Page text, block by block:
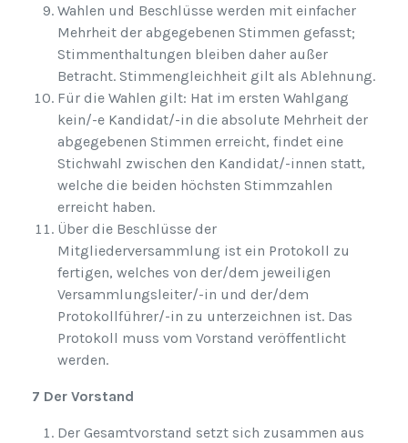
Wahlen und Beschlüsse werden mit einfacher
Mehrheit der abgegebenen Stimmen gefasst;
Stimmenthaltungen bleiben daher außer
Betracht. Stimmengleichheit gilt als Ablehnung.
Für die Wahlen gilt: Hat im ersten Wahlgang
kein/-e Kandidat/-in die absolute Mehrheit der
abgegebenen Stimmen erreicht, findet eine
Stichwahl zwischen den Kandidat/-innen statt,
welche die beiden höchsten Stimmzahlen
erreicht haben.
Über die Beschlüsse der
Mitgliederversammlung ist ein Protokoll zu
fertigen, welches von der/dem jeweiligen
Versammlungsleiter/-in und der/dem
Protokollführer/-in zu unterzeichnen ist. Das
Protokoll muss vom Vorstand veröffentlicht
werden.
7 Der Vorstand
Der Gesamtvorstand setzt sich zusammen aus